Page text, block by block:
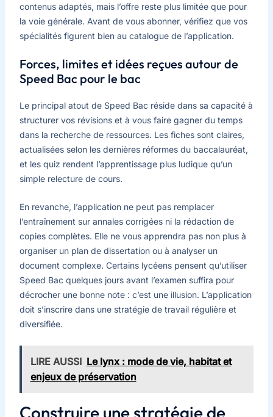
contenus adaptés, mais l’offre reste plus limitée que pour
la voie générale. Avant de vous abonner, vérifiez que vos
spécialités figurent bien au catalogue de l’application.
Forces, limites et idées reçues autour de
Speed Bac pour le bac
Le principal atout de Speed Bac réside dans sa capacité à
structurer vos révisions et à vous faire gagner du temps
dans la recherche de ressources. Les fiches sont claires,
actualisées selon les dernières réformes du baccalauréat,
et les quiz rendent l’apprentissage plus ludique qu’un
simple relecture de cours.
En revanche, l’application ne peut pas remplacer
l’entraînement sur annales corrigées ni la rédaction de
copies complètes. Elle ne vous apprendra pas non plus à
organiser un plan de dissertation ou à analyser un
document complexe. Certains lycéens pensent qu’utiliser
Speed Bac quelques jours avant l’examen suffira pour
décrocher une bonne note : c’est une illusion. L’application
doit s’inscrire dans une stratégie de travail régulière et
diversifiée.
LIRE AUSSI Le lynx : mode de vie, habitat et
enjeux de préservation
Construire une stratégie de